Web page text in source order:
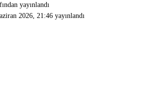
yayınlandı
2026, 21:46 yayınlandı